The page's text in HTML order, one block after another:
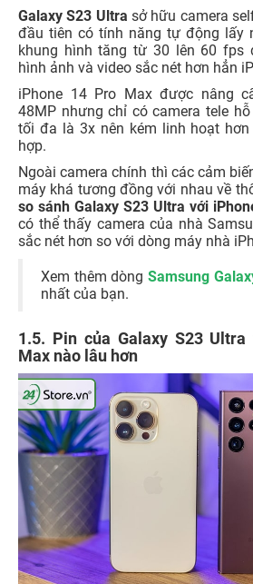
Galaxy S23 Ultra sở hữu camera
đầu tiên có tính năng tự động lấy
khung hình tăng từ 30 lên 60 fps
hình ảnh và video sắc nét hơn hẳn
iPhone 14 Pro Max được nâng
48MP nhưng chỉ có camera tele
tối đa là 3x nên kém linh hoạt
hợp.
Ngoài camera chính thì các cảm
máy khá tương đồng với nhau về
so sánh Galaxy S23 Ultra với
có thể thấy camera của nhà
sắc nét hơn so với dòng máy nhà
Xem thêm dòng Samsung
nhất của bạn.
1.5. Pin của Galaxy S23
Max nào lâu hơn